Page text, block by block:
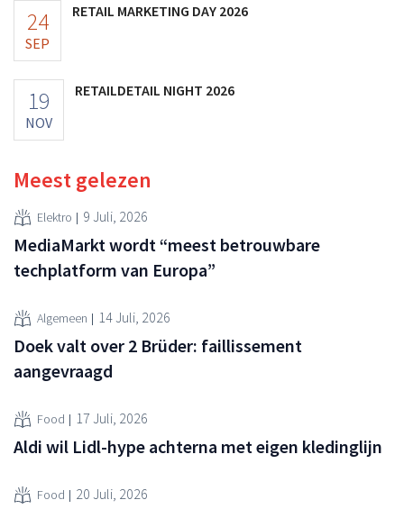
24
SEP
RETAIL MARKETING DAY 2026
19
NOV
RETAILDETAIL NIGHT 2026
Meest gelezen
Elektro 9 Juli, 2026
MediaMarkt wordt “meest betrouwbare
techplatform van Europa”
Algemeen 14 Juli, 2026
Doek valt over 2 Brüder: faillissement
aangevraagd
Food 17 Juli, 2026
Aldi wil Lidl-hype achterna met eigen kledinglijn
Food 20 Juli, 2026